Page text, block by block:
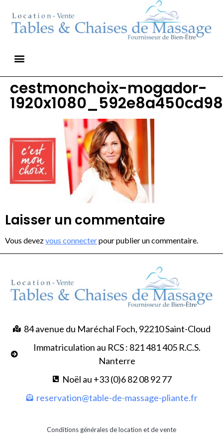
cestmonchoix-mogador-
1920x1080_592e8a450cd98
Laisser un commentaire
Vous devezvous connecterpour publier un commentaire.
84 avenue du Maréchal Foch, 92210 Saint-Cloud
Immatriculation au RCS : 821 481 405 R.C.S.
Nanterre
Noël au +33 (0)6 82 08 92 77
reservation@table-de-massage-pliante.fr
Conditions générales de location et de vente